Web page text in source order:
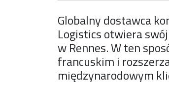
Globalny dostawca
Logistics otwiera
w Rennes. W ten
francuskim i
międzynarodowym